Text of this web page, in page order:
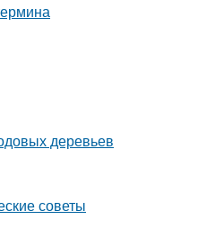
деревьев
советы